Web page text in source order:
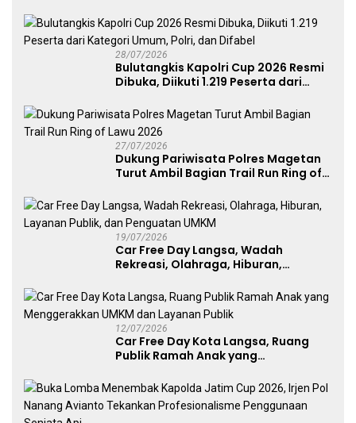
Atlet Nasional
28/07/2026
Bulutangkis Kapolri Cup 2026 Resmi
Dibuka, Diikuti 1.219 Peserta dari
27/07/2026
Dukung Pariwisata Polres Magetan
Turut Ambil Bagian Trail Run Ring of
19/07/2026
Car Free Day Langsa, Wadah
Rekreasi, Olahraga, Hiburan,
UMKM
12/07/2026
Car Free Day Kota Langsa, Ruang
Publik Ramah Anak yang
Publik